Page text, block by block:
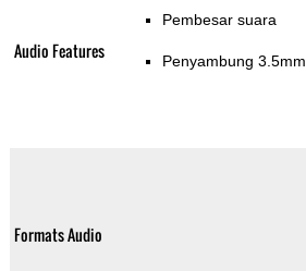
Audio Features
Pembesar suara
Penyambung 3.5mm
Formats Audio